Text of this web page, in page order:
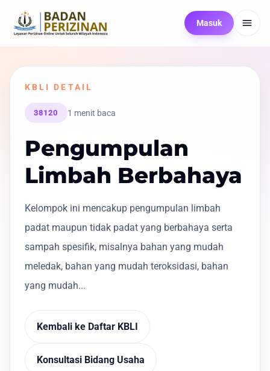
Masuk
KBLI DETAIL
38120 1 menit baca
Pengumpulan
Limbah Berbahaya
Kelompok ini mencakup pengumpulan limbah
padat maupun tidak padat yang berbahaya serta
sampah spesifik, misalnya bahan yang mudah
meledak, bahan yang mudah teroksidasi, bahan
yang mudah...
Kembali ke Daftar KBLI
Konsultasi Bidang Usaha